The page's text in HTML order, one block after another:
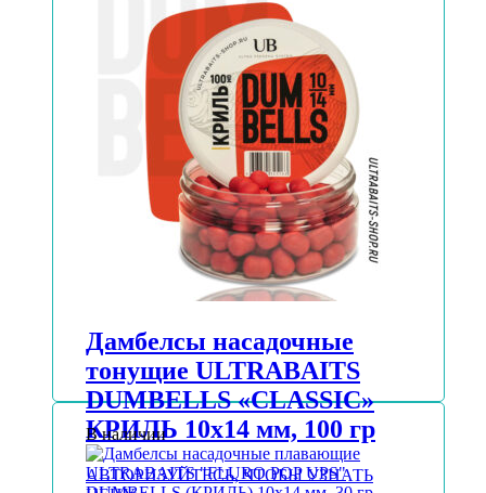
Дамбелсы насадочные
тонущие ULTRABAITS
DUMBELLS «CLASSIC»
КРИЛЬ 10х14 мм, 100 гр
АВТОРИЗУЙТЕСЬ, ЧТОБЫ УЗНАТЬ
В наличии